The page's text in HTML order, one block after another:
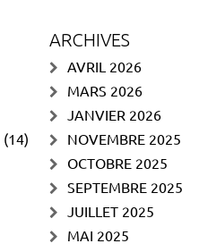
(14)
ARCHIVES
AVRIL 2026
MARS 2026
JANVIER 2026
NOVEMBRE 2025
OCTOBRE 2025
SEPTEMBRE 2025
JUILLET 2025
MAI 2025